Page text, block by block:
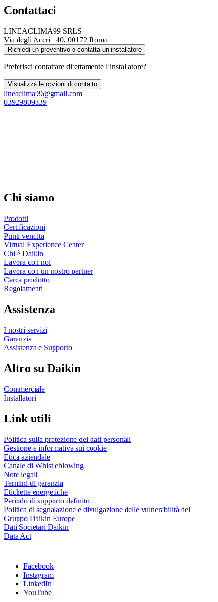
Contattaci
LINEACLIMA99 SRLS
Via degli Aceri 140, 00172 Roma
Richiedi un preventivo o contatta un installatore
Preferisci contattare direttamente l’installatore?
Visualizza le opzioni di contatto
lineaclima99@gmail.com
03929809839
Chi siamo
Prodotti
Certificazioni
Punti vendita
Virtual Experience Center
Chi è Daikin
Lavora con noi
Lavora con un nostro partner
Cerca prodotto
Regolamenti
Assistenza
I nostri servizi
Garanzia
Assistenza e Supporto
Altro su Daikin
Commerciale
Installatori
Link utili
Politica sulla protezione dei dati personali
Gestione e informativa sui cookie
Etica aziendale
Canale di Whistleblowing
Note legali
Termini di garanzia
Etichette energetiche
Periodo di supporto definito
Politica di segnalazione e divulgazione delle vulnerabilità del
Gruppo Daikin Europe
Dati Societari Daikin
Data Act
Facebook
Instagram
LinkedIn
YouTube